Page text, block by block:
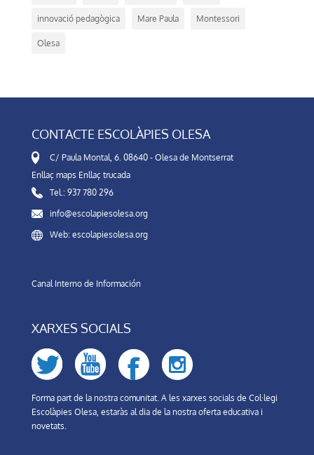
innovació pedagògica Mare Paula Montessori
Olesa
CONTACTE ESCOLÀPIES OLESA
C/ Paula Montal, 6. 08640 - Olesa de Montserrat
Enllaç maps
Tel.: 937 780 296
Enllaç trucada
info@escolapiesolesa.org
Web: escolapiesolesa.org
Canal Interno de Información
XARXES SOCIALS
Forma part de la nostra comunitat. A les xarxes socials de Col·legi
Escolàpies Olesa, estaràs al dia de la nostra oferta educativa i
novetats.